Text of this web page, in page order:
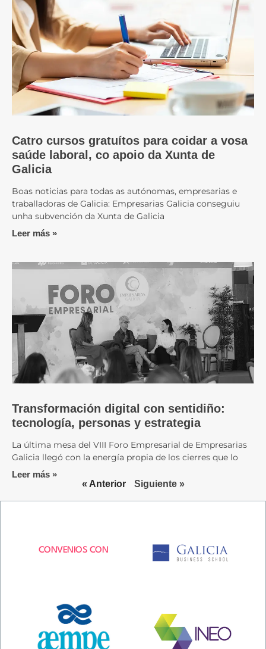
Catro cursos gratuítos para coidar a vosa
saúde laboral, co apoio da Xunta de
Galicia
Boas noticias para todas as autónomas, empresarias e
traballadoras de Galicia: Empresarias Galicia conseguiu
unha subvención da Xunta de Galicia
Leer más »
Transformación digital con sentidiño:
tecnología, personas y estrategia
La última mesa del VIII Foro Empresarial de Empresarias
Galicia llegó con la energía propia de los cierres que lo
Leer más »
« Anterior
Siguiente »
CONVENIOS CON